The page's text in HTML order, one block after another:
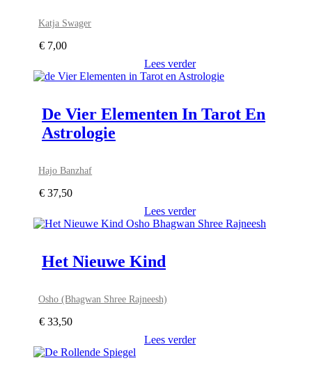
Katja Swager
€ 7,00
Lees verder
De Vier Elementen In Tarot En
Astrologie
Hajo Banzhaf
€ 37,50
Lees verder
Het Nieuwe Kind
Osho (Bhagwan Shree Rajneesh)
€ 33,50
Lees verder